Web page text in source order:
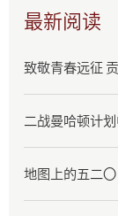
最新阅读
致敬青春远征
二战曼哈顿计
地图上的五二